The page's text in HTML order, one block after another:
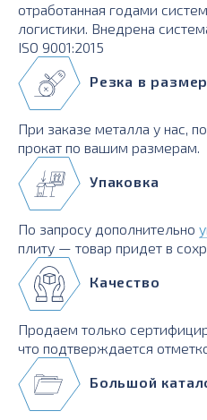
отработанная годами
логистики. Внедрена
ISO 9001:2015
Резка в размер
При заказе металла у нас,
прокат по вашим размерам.
Упаковка
По запросу дополнительно
плиту — товар придет в
Качество
Продаем только
что подтверждается
Большой